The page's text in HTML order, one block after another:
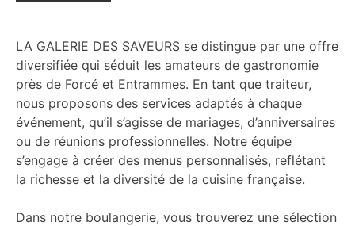
LA GALERIE DES SAVEURS se distingue par une offre
diversifiée qui séduit les amateurs de gastronomie
près de Forcé et Entrammes. En tant que traiteur,
nous proposons des services adaptés à chaque
événement, qu’il s’agisse de mariages, d’anniversaires
ou de réunions professionnelles. Notre équipe
s’engage à créer des menus personnalisés, reflétant
la richesse et la diversité de la cuisine française.
Dans notre boulangerie, vous trouverez une sélection